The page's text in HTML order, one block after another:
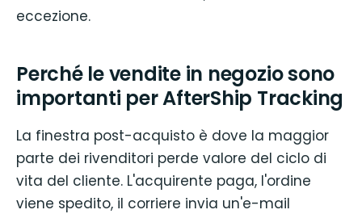
eccezione.
Perché le vendite in negozio sono
importanti per AfterShip Tracking
La finestra post-acquisto è dove la maggior
parte dei rivenditori perde valore del ciclo di
vita del cliente. L'acquirente paga, l'ordine
viene spedito, il corriere invia un'e-mail